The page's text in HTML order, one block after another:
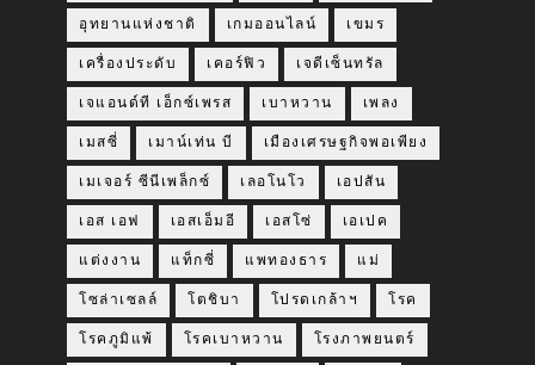
อุทยานแห่งชาติ เกมออนไลน์ เขมร
เครื่องประดับ เคอร์ฟิว เจดีเซ็นทรัล
เจแอนด์ที เอ็กซ์เพรส เบาหวาน เพลง
เมสซี่ เมาน์เท่น บี เมืองเศรษฐกิจพอเพียง
เมเจอร์ ซีนีเพล็กซ์ เลอโนโว เอปสัน
เอส เอฟ เอสเอ็มอี เอสโซ่ เอเปค
แต่งงาน แท็กซี่ แพทองธาร แม่
โซล่าเซลล์ โตชิบา โปรดเกล้าฯ โรค
โรคภูมิแพ้ โรคเบาหวาน โรงภาพยนตร์